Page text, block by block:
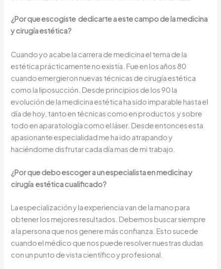
¿Por que escogiste dedicarte a este campo de la medicina
y cirugía estética?
Cuando yo acabe la carrera de medicina el tema de la
estética prácticamente no existía. Fue en los años 80
cuando emergieron nuevas técnicas de cirugía estética
como la liposucción. Desde principios de los 90 la
evolución de la medicina estética ha sido imparable hasta el
día de hoy, tanto en técnicas como en productos y sobre
todo en aparatología como el láser. Desde entonces esta
apasionante especialidad me ha ido atrapando y
haciéndome disfrutar cada día mas de mi trabajo.
¿Por que debo escoger a un especialista en medicina y
cirugía estética cualificado?
La especialización y la experiencia van de la mano para
obtener los mejores resultados. Debemos buscar siempre
a la persona que nos genere más confianza. Esto sucede
cuando el médico que nos puede resolver nuestras dudas
con un punto de vista científico y profesional.